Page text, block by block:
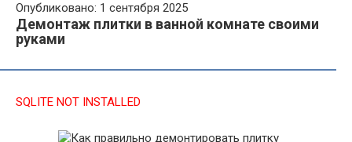
Опубликовано: 1 сентября 2025
Демонтаж плитки в ванной комнате своими
руками
SQLITE NOT INSTALLED